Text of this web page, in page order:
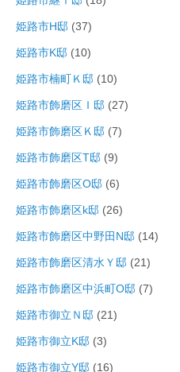
姫路市H邸 (37)
姫路市K邸 (10)
姫路市楠町Ｋ邸 (10)
姫路市飾磨区Ｉ邸 (27)
姫路市飾磨区Ｋ邸 (7)
姫路市飾磨区T邸 (9)
姫路市飾磨区O邸 (6)
姫路市飾磨区k邸 (26)
姫路市飾磨区中野田N邸 (14)
姫路市飾磨区清水Ｙ邸 (21)
姫路市飾磨区中浜町O邸 (7)
姫路市御立Ｎ邸 (21)
姫路市御立K邸 (3)
姫路市御立Y邸 (16)